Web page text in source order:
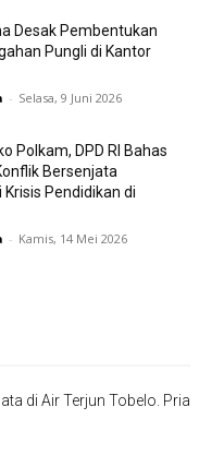
Desak Pembentukan
Pungli di Kantor
- Selasa, 9 Juni 2026
Polkam, DPD RI Bahas
Bersenjata
Krisis Pendidikan di
- Kamis, 14 Mei 2026
di Air Terjun Tobelo. Pria